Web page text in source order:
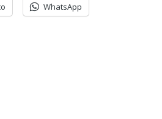
WhatsApp